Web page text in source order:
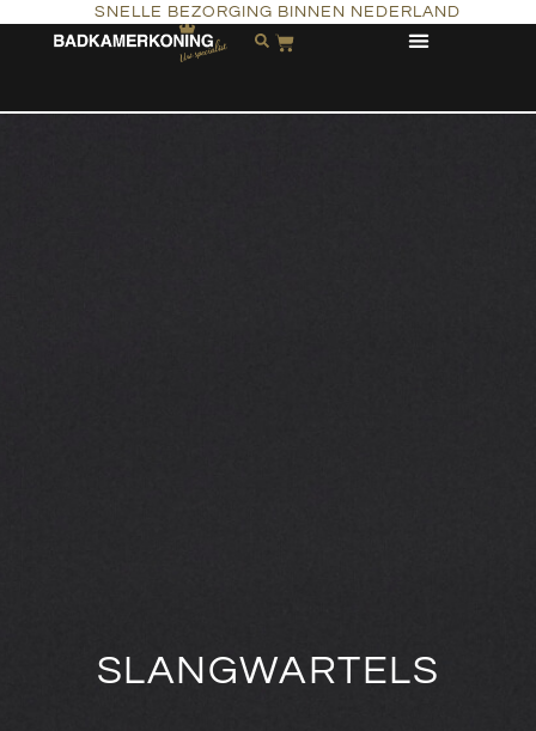
SNELLE BEZORGING BINNEN NEDERLAND
SLANGWARTELS